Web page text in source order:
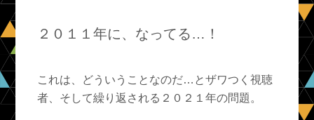
２０１１年に、なってる…！
これは、どういうことなのだ…とザワつく視聴
者、そして繰り返される２０２１年の問題。